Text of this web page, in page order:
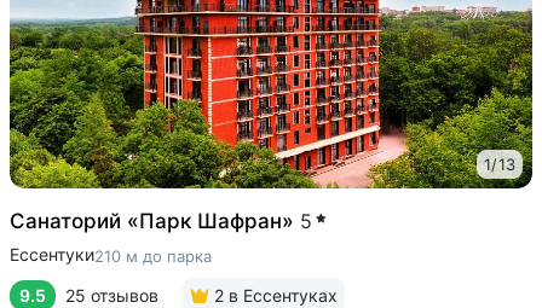
консультация бесплатны.
1/13
Санаторий «Парк Шафран» 5
Ессентуки210 м до парка
9.5 25 отзывов 2 в Ессентуках